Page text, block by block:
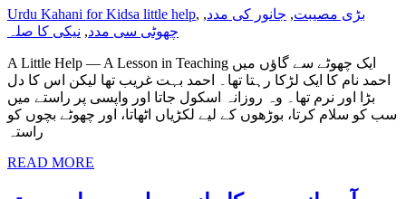
Urdu Kahani for Kidsa little help, بڑی مصیبت, جانور کی مدد,
چھوٹی سی مدد, نیکی کا صلہ
A Little Help — A Lesson in Teaching ایک چھوٹے سے گاؤں میں
احمد نام کا ایک لڑکا رہتا تھا۔ احمد بہت غریب تھا لیکن اس کا دل
بڑا اور نرم تھا۔ وہ روزانہ اسکول جاتا اور واپسی پر راستے میں
سب کو سلام کرتا، بوڑھوں کے لیے لکڑیاں اٹھاتا، اور چھوٹے بچوں کو
راستہ
READ MORE